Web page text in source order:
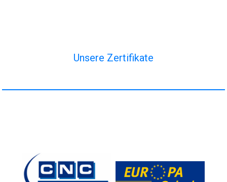
Unsere Zertifikate